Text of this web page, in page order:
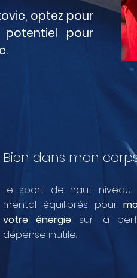
optez pour
pour
Bien dans mon
Le sport de haut
mental équilibrés pour
votre énergie sur la
dépense inutile.